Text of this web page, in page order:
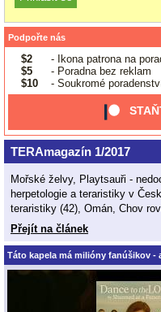
Podpořte nás
$2
- Ikona patrona na
$5
- Poradna bez reklam
$10
- Soukromé
TERAmagazín 1/2017
Mořské želvy, Playtsauři -
herpetologie a teraristiky v
teraristiky (42), Omán, Chov
Přejít na článek
Táto kapela má milióny fanúšikov -